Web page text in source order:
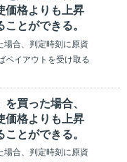
価格よりも上昇
とができる。
場合、判定時刻に原資
ペイアウトを受け取る
買った場合、
価格よりも上昇
とができる。
場合、判定時刻に原資